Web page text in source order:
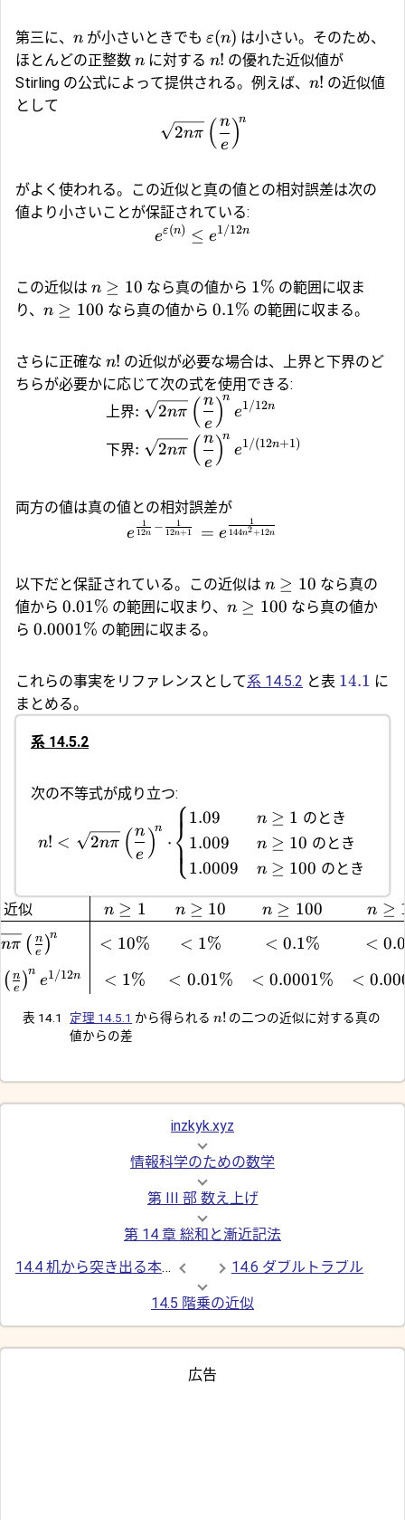
第三に、 n が小さいときでも ε(n) は小さい。そのため、
ほとんどの正整数 n に対する n! の優れた近似値が
Stirling の公式によって提供される。例えば、 n! の近似値
として
2nπ ( e
n )n
がよく使われる。この近似と真の値との相対誤差は次の
値より小さいことが保証されている:
eε(n) ≤ e1/12n
この近似は n ≥ 10 なら真の値から 1% の範囲に収ま
り、 n ≥ 100 なら真の値から 0.1% の範囲に収まる。
さらに正確な n! の近似が必要な場合は、上界と下界のど
ちらが必要かに応じて次の式を使用できる:
上界:
下界:
2nπ ( e
n )n
e1/12n
2nπ ( e
n )n
e1/(12n+1)
両方の値は真の値との相対誤差が
e 12n
1 − 12n+1
1 = e 144n2+12n
1
以下だと保証されている。この近似は n ≥ 10 なら真の
値から 0.01% の範囲に収まり、 n ≥ 100 なら真の値か
ら 0.0001% の範囲に収まる。
これらの事実をリファレンスとして系 14.5.2 と表 14.1 に
まとめる。
系 14.5.2
次の不等式が成り立つ:
n! < 2nπ ( e
n )n
⋅ ⎩
⎨⎧1.09
1.009
1.0009
n ≥ 1 のとき
n ≥ 10 のとき
n ≥ 100 のとき
近似
nπ ( e
n )n
( e
n )n
e1/12n
n ≥ 1
< 10%
< 1%
n ≥ 10
< 1%
< 0.01%
n ≥ 100
< 0.1%
< 0.0001%
n ≥
<
<
表 14.1 定理 14.5.1 から得られるn! の二つの近似に対する真の
値からの差
inzkyk.xyz
情報科学のための数学
第 III 部 数え上げ
第 14 章 総和と漸近記法
14.4 机から突き出る本の長さ
14.6 ダブルトラブル
14.5 階乗の近似
広告